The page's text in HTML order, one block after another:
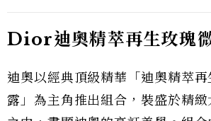
Dior迪奧精萃再生玫瑰
迪奧以經典頂級精華「迪奧精萃
露」為主角推出組合，裝盛於精